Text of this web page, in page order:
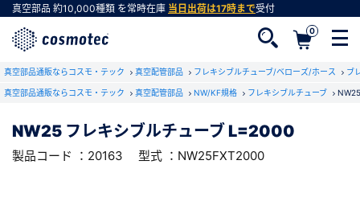
真空部品 約10,000種類 を常時在庫 当日出荷は17時まで受付
0
真空部品通販ならコスモ・テック 真空配管部品 フレキシブルチューブ/ベローズ/ホース ブ
真空部品通販ならコスモ・テック 真空配管部品 NW/KF規格 フレキシブルチューブ
NW25 フレキシブルチューブ L=2000
製品コード ：20163 型式 ：NW25FXT2000
RoHS2適合報告書のダウンロード
下記製品のRoHS2適合報告書のダウンロードをします。
NW25 フレキシブルチューブ L=2000
型式 ：NW25FXT2000 製品コード ：20163
会員登録がお済みでない方
会員登録をすれば、便利な機能がご利用いただけ